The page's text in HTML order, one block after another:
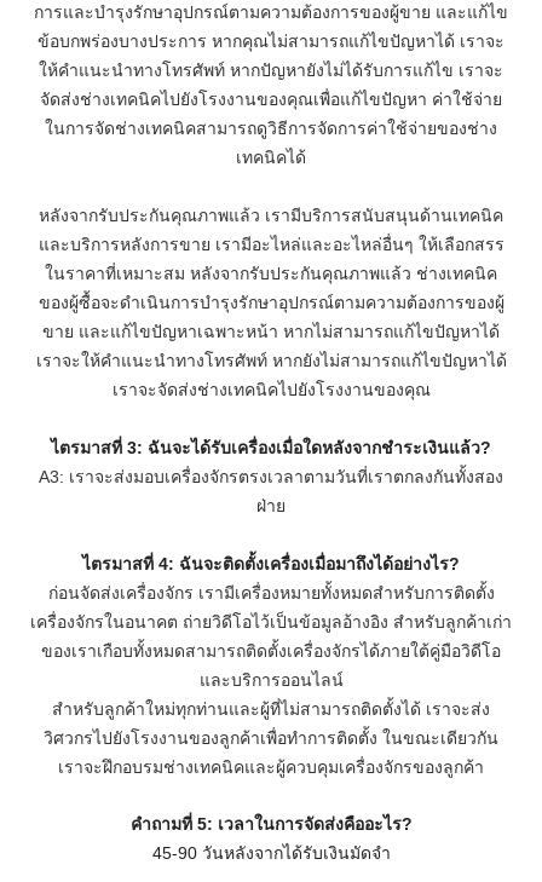
การและบำรุงรักษาอุปกรณ์ตามความต้องการของผู้ขาย และแก้ไข
ข้อบกพร่องบางประการ หากคุณไม่สามารถแก้ไขปัญหาได้ เราจะ
ให้คำแนะนำทางโทรศัพท์ หากปัญหายังไม่ได้รับการแก้ไข เราจะ
จัดส่งช่างเทคนิคไปยังโรงงานของคุณเพื่อแก้ไขปัญหา ค่าใช้จ่าย
ในการจัดช่างเทคนิคสามารถดูวิธีการจัดการค่าใช้จ่ายของช่าง
เทคนิคได้
หลังจากรับประกันคุณภาพแล้ว เรามีบริการสนับสนุนด้านเทคนิค
และบริการหลังการขาย เรามีอะไหล่และอะไหล่อื่นๆ ให้เลือกสรร
ในราคาที่เหมาะสม หลังจากรับประกันคุณภาพแล้ว ช่างเทคนิค
ของผู้ซื้อจะดำเนินการบำรุงรักษาอุปกรณ์ตามความต้องการของผู้
ขาย และแก้ไขปัญหาเฉพาะหน้า หากไม่สามารถแก้ไขปัญหาได้
เราจะให้คำแนะนำทางโทรศัพท์ หากยังไม่สามารถแก้ไขปัญหาได้
เราจะจัดส่งช่างเทคนิคไปยังโรงงานของคุณ
ไตรมาสที่ 3: ฉันจะได้รับเครื่องเมื่อใดหลังจากชำระเงินแล้ว?
A3: เราจะส่งมอบเครื่องจักรตรงเวลาตามวันที่เราตกลงกันทั้งสอง
ฝ่าย
ไตรมาสที่ 4: ฉันจะติดตั้งเครื่องเมื่อมาถึงได้อย่างไร?
ก่อนจัดส่งเครื่องจักร เรามีเครื่องหมายทั้งหมดสำหรับการติดตั้ง
เครื่องจักรในอนาคต ถ่ายวิดีโอไว้เป็นข้อมูลอ้างอิง สำหรับลูกค้าเก่า
ของเราเกือบทั้งหมดสามารถติดตั้งเครื่องจักรได้ภายใต้คู่มือวิดีโอ
และบริการออนไลน์
สำหรับลูกค้าใหม่ทุกท่านและผู้ที่ไม่สามารถติดตั้งได้ เราจะส่ง
วิศวกรไปยังโรงงานของลูกค้าเพื่อทำการติดตั้ง ในขณะเดียวกัน
เราจะฝึกอบรมช่างเทคนิคและผู้ควบคุมเครื่องจักรของลูกค้า
คำถามที่ 5: เวลาในการจัดส่งคืออะไร?
45-90 วันหลังจากได้รับเงินมัดจำ